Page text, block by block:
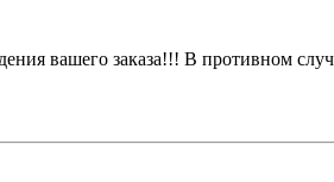
вашего заказа!!! В противном